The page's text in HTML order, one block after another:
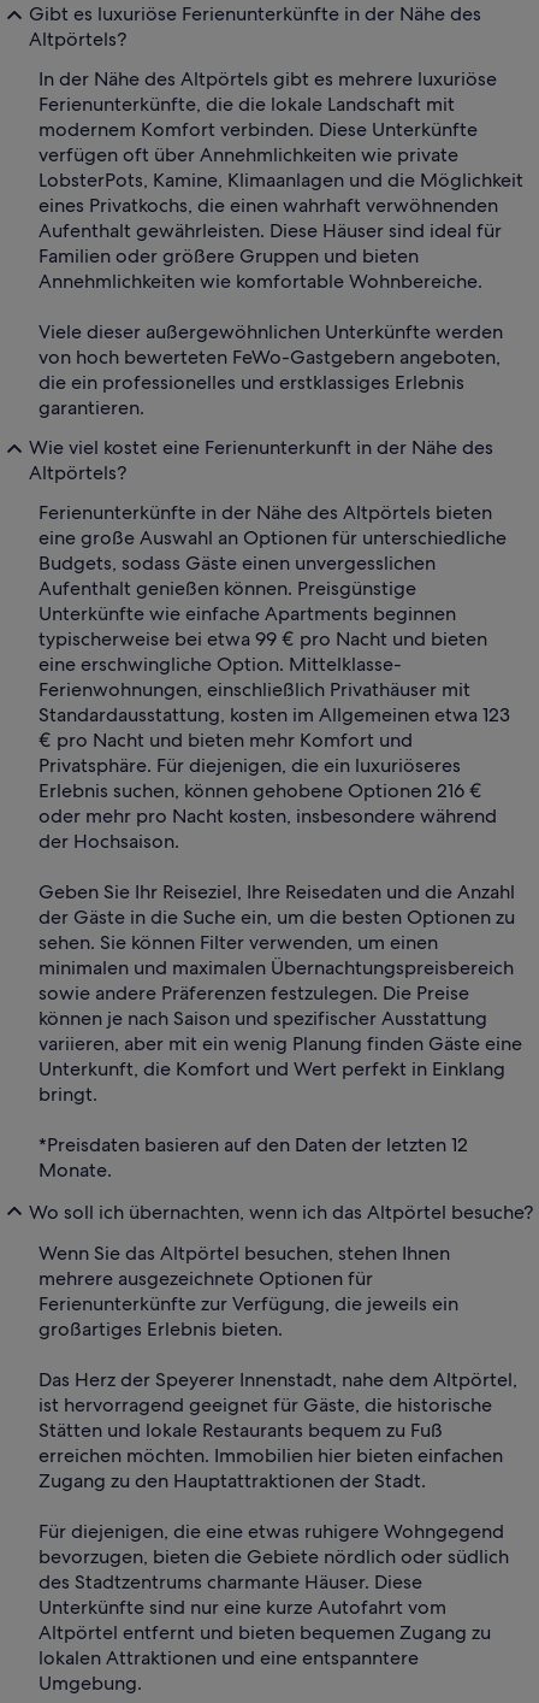
Gibt es luxuriöse Ferienunterkünfte in der Nähe des
Altpörtels?
In der Nähe des Altpörtels gibt es mehrere luxuriöse
Ferienunterkünfte, die die lokale Landschaft mit
modernem Komfort verbinden. Diese Unterkünfte
verfügen oft über Annehmlichkeiten wie private
LobsterPots, Kamine, Klimaanlagen und die Möglichkeit
eines Privatkochs, die einen wahrhaft verwöhnenden
Aufenthalt gewährleisten. Diese Häuser sind ideal für
Familien oder größere Gruppen und bieten
Annehmlichkeiten wie komfortable Wohnbereiche.
Viele dieser außergewöhnlichen Unterkünfte werden
von hoch bewerteten FeWo-Gastgebern angeboten,
die ein professionelles und erstklassiges Erlebnis
garantieren.
Wie viel kostet eine Ferienunterkunft in der Nähe des
Altpörtels?
Ferienunterkünfte in der Nähe des Altpörtels bieten
eine große Auswahl an Optionen für unterschiedliche
Budgets, sodass Gäste einen unvergesslichen
Aufenthalt genießen können. Preisgünstige
Unterkünfte wie einfache Apartments beginnen
typischerweise bei etwa 99 € pro Nacht und bieten
eine erschwingliche Option. Mittelklasse-
Ferienwohnungen, einschließlich Privathäuser mit
Standardausstattung, kosten im Allgemeinen etwa 123
€ pro Nacht und bieten mehr Komfort und
Privatsphäre. Für diejenigen, die ein luxuriöseres
Erlebnis suchen, können gehobene Optionen 216 €
oder mehr pro Nacht kosten, insbesondere während
der Hochsaison.
Geben Sie Ihr Reiseziel, Ihre Reisedaten und die Anzahl
der Gäste in die Suche ein, um die besten Optionen zu
sehen. Sie können Filter verwenden, um einen
minimalen und maximalen Übernachtungspreisbereich
sowie andere Präferenzen festzulegen. Die Preise
können je nach Saison und spezifischer Ausstattung
variieren, aber mit ein wenig Planung finden Gäste eine
Unterkunft, die Komfort und Wert perfekt in Einklang
bringt.
*Preisdaten basieren auf den Daten der letzten 12
Monate.
Wo soll ich übernachten, wenn ich das Altpörtel besuche?
Wenn Sie das Altpörtel besuchen, stehen Ihnen
mehrere ausgezeichnete Optionen für
Ferienunterkünfte zur Verfügung, die jeweils ein
großartiges Erlebnis bieten.
Das Herz der Speyerer Innenstadt, nahe dem Altpörtel,
ist hervorragend geeignet für Gäste, die historische
Stätten und lokale Restaurants bequem zu Fuß
erreichen möchten. Immobilien hier bieten einfachen
Zugang zu den Hauptattraktionen der Stadt.
Für diejenigen, die eine etwas ruhigere Wohngegend
bevorzugen, bieten die Gebiete nördlich oder südlich
des Stadtzentrums charmante Häuser. Diese
Unterkünfte sind nur eine kurze Autofahrt vom
Altpörtel entfernt und bieten bequemen Zugang zu
lokalen Attraktionen und eine entspanntere
Umgebung.